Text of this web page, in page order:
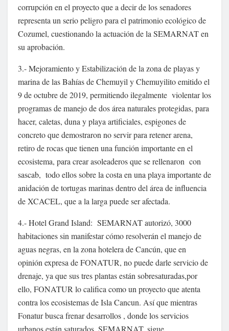
corrupción en el proyecto que a decir de los senadores
representa un serio peligro para el patrimonio ecológico de
Cozumel, cuestionando la actuación de la SEMARNAT en
su aprobación.
3.- Mejoramiento y Estabilización de la zona de playas y
marina de las Bahías de Chemuyil y Chemuyilito emitido el
9 de octubre de 2019, permitiendo ilegalmente violentar los
programas de manejo de dos área naturales protegidas, para
hacer, caletas, duna y playa artificiales, espigones de
concreto que demostraron no servir para retener arena,
retiro de rocas que tienen una función importante en el
ecosistema, para crear asoleaderos que se rellenaron con
sascab, todo ellos sobre la costa en una playa importante de
anidación de tortugas marinas dentro del área de influencia
de XCACEL, que a la larga puede ser afectada.
4.- Hotel Grand Island: SEMARNAT autorizó, 3000
habitaciones sin manifestar cómo resolverán el manejo de
aguas negras, en la zona hotelera de Cancún, que en
opinión expresa de FONATUR, no puede darle servicio de
drenaje, ya que sus tres plantas están sobresaturadas,por
ello, FONATUR lo califica como un proyecto que atenta
contra los ecosistemas de Isla Cancun. Así que mientras
Fonatur busca frenar desarrollos , donde los servicios
urbanos están saturados, SEMARNAT, sigue